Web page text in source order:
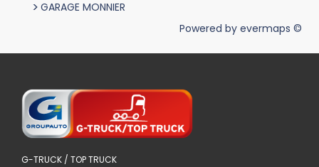
> GARAGE MONNIER
Powered by evermaps ©
G-TRUCK / TOP TRUCK